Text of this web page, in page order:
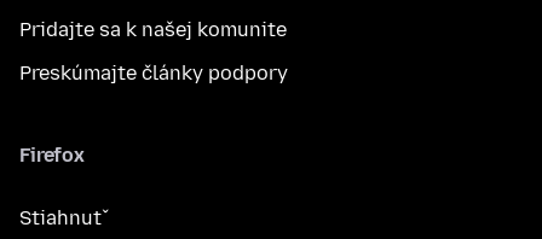
Pridajte sa k našej komunite
Preskúmajte články podpory
Firefox
Stiahnuť